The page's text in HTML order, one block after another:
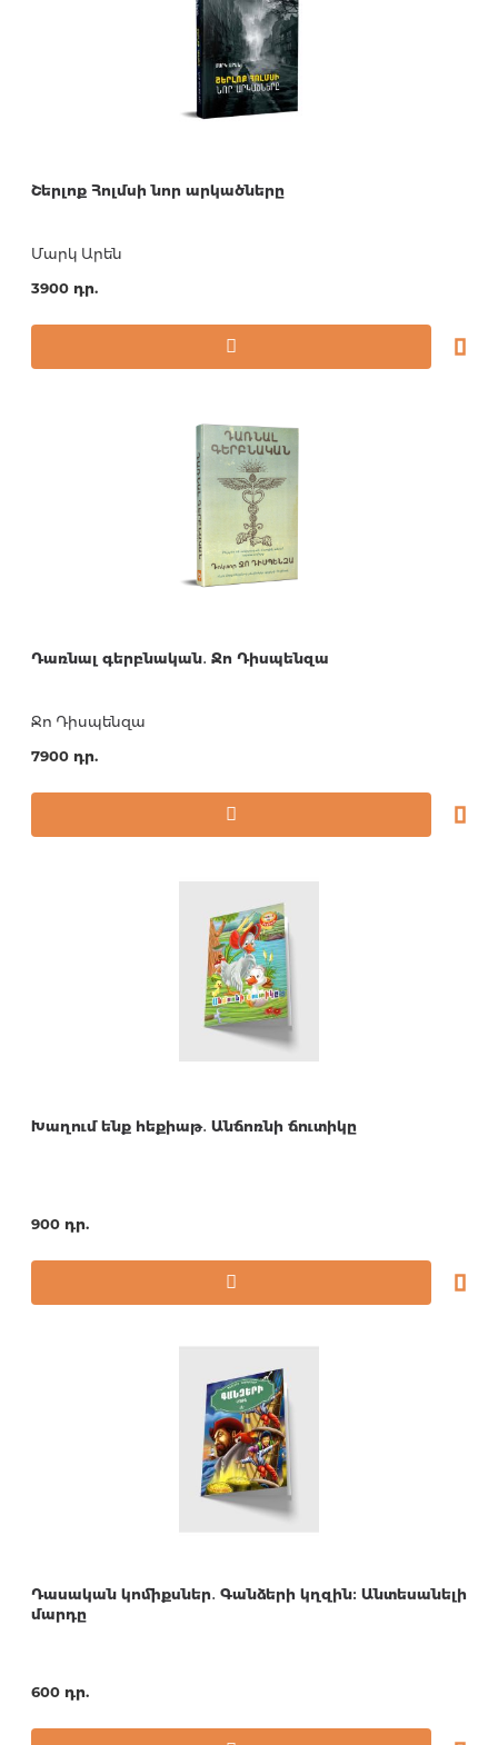
Շերլոք Հոլմսի նոր արկածները
Մարկ Արեն
3900 դր.
Դառնալ գերբնական․ Ջո Դիսպենզա
Ջո Դիսպենզա
7900 դր.
Խաղում ենք հեքիաթ․ Անճոռնի ճուտիկը
900 դր.
Դասական կոմիքսներ․ Գանձերի կղզին։ Անտեսանելի
մարդը
600 դր.